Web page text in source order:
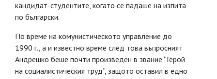
кандидат-студентите, когато се падаше на изпита
по български.
По време на комунистическото управление до
1990 г., а и известно време след това въпросният
Андрешко беше почти произведен в звание “Герой
на социалистическия труд”, защото оставил в едно